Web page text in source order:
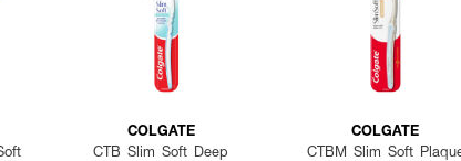
COLGATE
CTB Slim Soft Deep
COLGATE
CTBM Slim Soft